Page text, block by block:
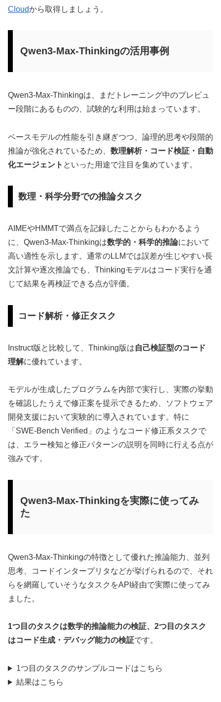
Cloudから取得しましょう。
Qwen3-Max-Thinkingの活用事例
Qwen3-Max-Thinkingは、まだトレーニング中のプレビュ
ー段階にあるものの、試験的な利用は始まっています。
ベースモデルの性能を引き継ぎつつ、論理的思考や段階的
推論が強化されているため、 数理解析・コード検証・自動
化エージェント といった用途で注目を集めています。
数理・科学分野での推論タスク
AIMEやHMMTで満点を記録したことからもわかるよう
に、Qwen3-Max-Thinkingは数学的・科学的推論において
高い適性を示します。通常のLLMでは誤差が生じやすい長
文計算や逐次推論でも、Thinkingモデルはコード実行を通
じて結果を再検証できる点が評価。
コード解析・修正タスク
Instruct版と比較して、Thinking版は自己検証型のコード
理解に優れています。
モデルが生成したプログラムを内部で実行し、実際の挙動
を確認したうえで修正案を提示できるため、ソフトウェア
開発支援において実験的に導入されています。特に
「SWE-Bench Verified」のようなコード修正系タスクで
は、エラー検知と修正パターンの説明を同時に行える点が
強みです。
Qwen3-Max-Thinkingを実際に使ってみ
た
Qwen3-Max-Thinkingの特徴として優れた推論能力、並列
思考、コードインタープリタなどが挙げられるので、それ
らを網羅していそうなタスクをAPI経由で実際に使ってみ
ました。
1つ目のタスクは数学的推論能力の検証、2つ目のタスク
はコード生成・デバッグ能力の検証です。
1つ目のタスクのサンプルコードはこちら
結果はこちら